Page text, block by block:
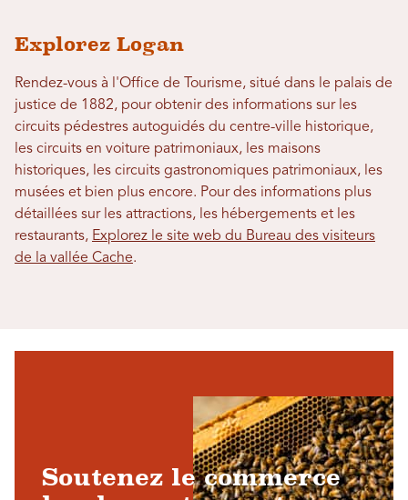
Explorez Logan
Rendez-vous à l'Office de Tourisme, situé dans le palais de
justice de 1882, pour obtenir des informations sur les
circuits pédestres autoguidés du centre-ville historique,
les circuits en voiture patrimoniaux, les maisons
historiques, les circuits gastronomiques patrimoniaux, les
musées et bien plus encore. Pour des informations plus
détaillées sur les attractions, les hébergements et les
restaurants, Explorez le site web du Bureau des visiteurs
de la vallée Cache.
Soutenez le commerce